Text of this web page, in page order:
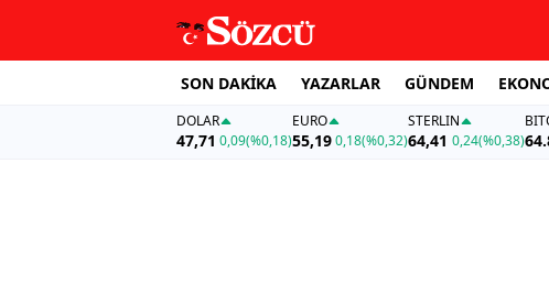
SON DAKİKA YAZARLAR GÜNDEM
DOLAR
47,71 0,09(%0,18)
EURO
55,19 0,18(%0,32)
STERLIN
64,41 0,24(%0,38)